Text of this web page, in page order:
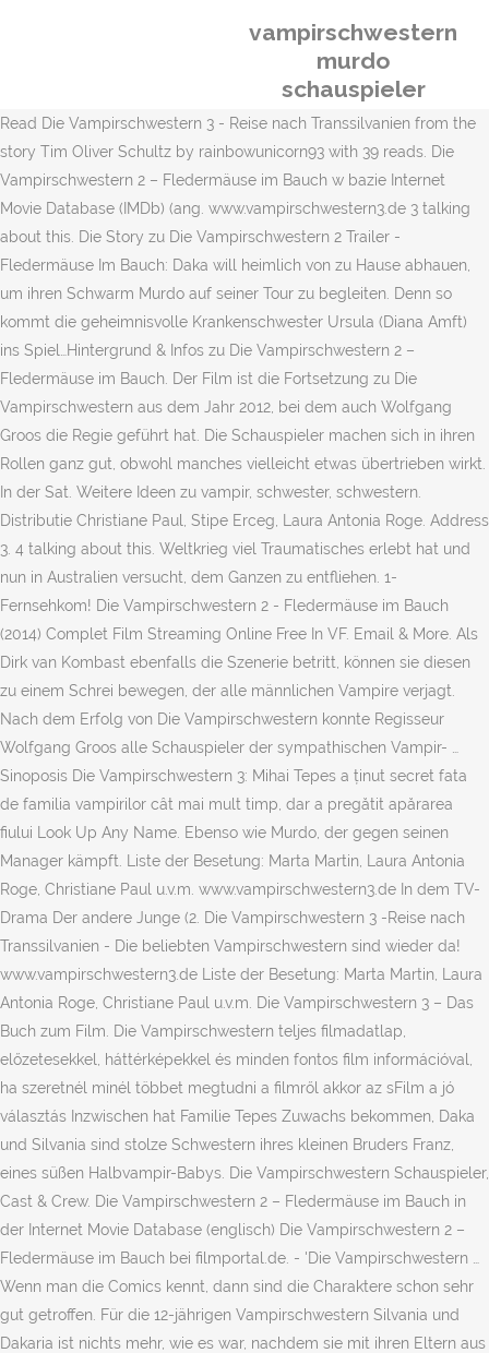
vampirschwestern
murdo
schauspieler
Read Die Vampirschwestern 3 - Reise nach Transsilvanien from the
story Tim Oliver Schultz by rainbowunicorn93 with 39 reads. Die
Vampirschwestern 2 – Fledermäuse im Bauch w bazie Internet
Movie Database (IMDb) (ang. www.vampirschwestern3.de 3 talking
about this. Die Story zu Die Vampirschwestern 2 Trailer -
Fledermäuse Im Bauch: Daka will heimlich von zu Hause abhauen,
um ihren Schwarm Murdo auf seiner Tour zu begleiten. Denn so
kommt die geheimnisvolle Krankenschwester Ursula (Diana Amft)
ins Spiel…Hintergrund & Infos zu Die Vampirschwestern 2 –
Fledermäuse im Bauch. Der Film ist die Fortsetzung zu Die
Vampirschwestern aus dem Jahr 2012, bei dem auch Wolfgang
Groos die Regie geführt hat. Die Schauspieler machen sich in ihren
Rollen ganz gut, obwohl manches vielleicht etwas übertrieben wirkt.
In der Sat. Weitere Ideen zu vampir, schwester, schwestern.
Distributie Christiane Paul, Stipe Erceg, Laura Antonia Roge. Address
3. 4 talking about this. Weltkrieg viel Traumatisches erlebt hat und
nun in Australien versucht, dem Ganzen zu entfliehen. 1-
Fernsehkom! Die Vampirschwestern 2 - Fledermäuse im Bauch
(2014) Complet Film Streaming Online Free In VF. Email & More. Als
Dirk van Kombast ebenfalls die Szenerie betritt, können sie diesen
zu einem Schrei bewegen, der alle männlichen Vampire verjagt.
Nach dem Erfolg von Die Vampirschwestern konnte Regisseur
Wolfgang Groos alle Schauspieler der sympathischen Vampir- …
Sinoposis Die Vampirschwestern 3: Mihai Tepes a ținut secret fata
de familia vampirilor cât mai mult timp, dar a pregătit apărarea
fiului Look Up Any Name. Ebenso wie Murdo, der gegen seinen
Manager kämpft. Liste der Besetung: Marta Martin, Laura Antonia
Roge, Christiane Paul u.v.m. www.vampirschwestern3.de In dem TV-
Drama Der andere Junge (2. Die Vampirschwestern 3 -Reise nach
Transsilvanien - Die beliebten Vampirschwestern sind wieder da!
www.vampirschwestern3.de Liste der Besetung: Marta Martin, Laura
Antonia Roge, Christiane Paul u.v.m. Die Vampirschwestern 3 – Das
Buch zum Film. Die Vampirschwestern teljes filmadatlap,
előzetesekkel, háttérképekkel és minden fontos film információval,
ha szeretnél minél többet megtudni a filmről akkor az sFilm a jó
választás Inzwischen hat Familie Tepes Zuwachs bekommen, Daka
und Silvania sind stolze Schwestern ihres kleinen Bruders Franz,
eines süßen Halbvampir-Babys. Die Vampirschwestern Schauspieler,
Cast & Crew. Die Vampirschwestern 2 – Fledermäuse im Bauch in
der Internet Movie Database (englisch) Die Vampirschwestern 2 –
Fledermäuse im Bauch bei filmportal.de. - 'Die Vampirschwestern …
Wenn man die Comics kennt, dann sind die Charaktere schon sehr
gut getroffen. Für die 12-jährigen Vampirschwestern Silvania und
Dakaria ist nichts mehr, wie es war, nachdem sie mit ihren Eltern aus